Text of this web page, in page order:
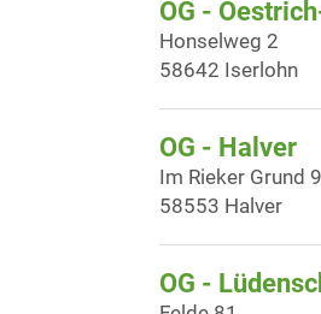
OG -
Honselweg 2
58642 Iserlohn
OG - Halver
Im Rieker Grund 9
58553 Halver
OG -